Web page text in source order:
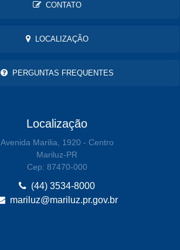
CONTATO
LOCALIZAÇÃO
PERGUNTAS FREQUENTES
Localização
Avenida Marilia, 1920 - Centro
Mariluz-PR
Cep: 87470-000
(44) 3534-8000
mariluz@mariluz.pr.gov.br